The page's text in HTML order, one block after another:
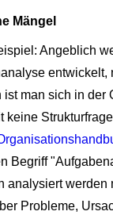
Mängel
Angeblich
entwickelt,
ist man sich in
keine
Begriff
analysiert
Probleme,